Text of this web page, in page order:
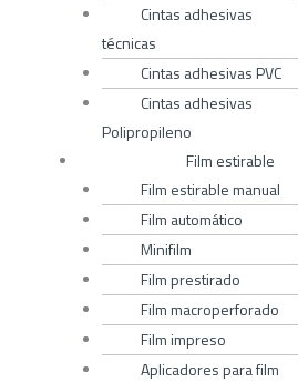
Cintas adhesivas
técnicas
Cintas adhesivas PVC
Cintas adhesivas
Polipropileno
Film estirable
Film estirable manual
Film automático
Minifilm
Film prestirado
Film macroperforado
Film impreso
Aplicadores para film